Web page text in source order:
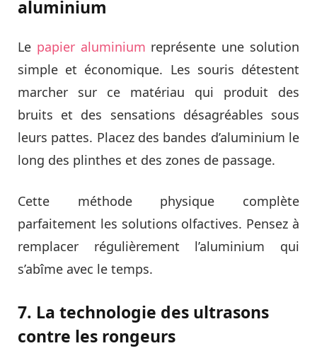
aluminium
Le papier aluminium représente une solution
simple et économique. Les souris détestent
marcher sur ce matériau qui produit des
bruits et des sensations désagréables sous
leurs pattes. Placez des bandes d’aluminium le
long des plinthes et des zones de passage.
Cette méthode physique complète
parfaitement les solutions olfactives. Pensez à
remplacer régulièrement l’aluminium qui
s’abîme avec le temps.
7. La technologie des ultrasons
contre les rongeurs